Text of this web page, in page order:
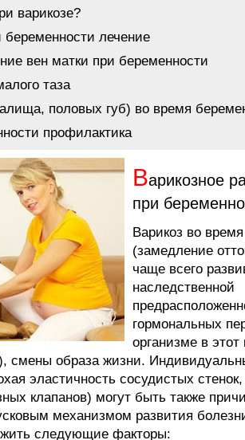
варикозе?
беременности лечение
вен матки при беременности
таза
половых губ) во время
профилактика
Варикозное
при
Варикоз во
(замедление
чаще всего
наследственной
гормональных
организме в
смены образа жизни.
эластичность сосудистых
клапанов) могут быть также
механизмом развития
следующие факторы: